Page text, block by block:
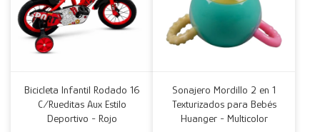
Bicicleta Infantil Rodado 16
C/Rueditas Aux Estilo
Deportivo - Rojo
Sonajero Mordillo 2 en 1
Texturizados para Bebés
Huanger - Multicolor